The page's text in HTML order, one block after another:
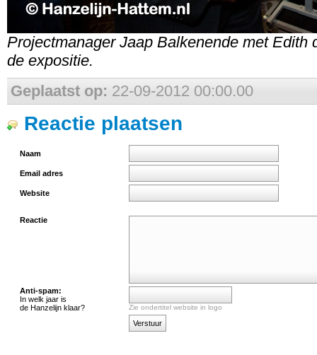
Projectmanager Jaap Balkenende met Edith
de expositie.
Geplaatst op: 22-09-2012 00:00.00
Reactie plaatsen
Naam
Email adres
Website
Reactie
Anti-spam:
In welk jaar is
de Hanzelijn klaar?
Zie ondertitel website in logo